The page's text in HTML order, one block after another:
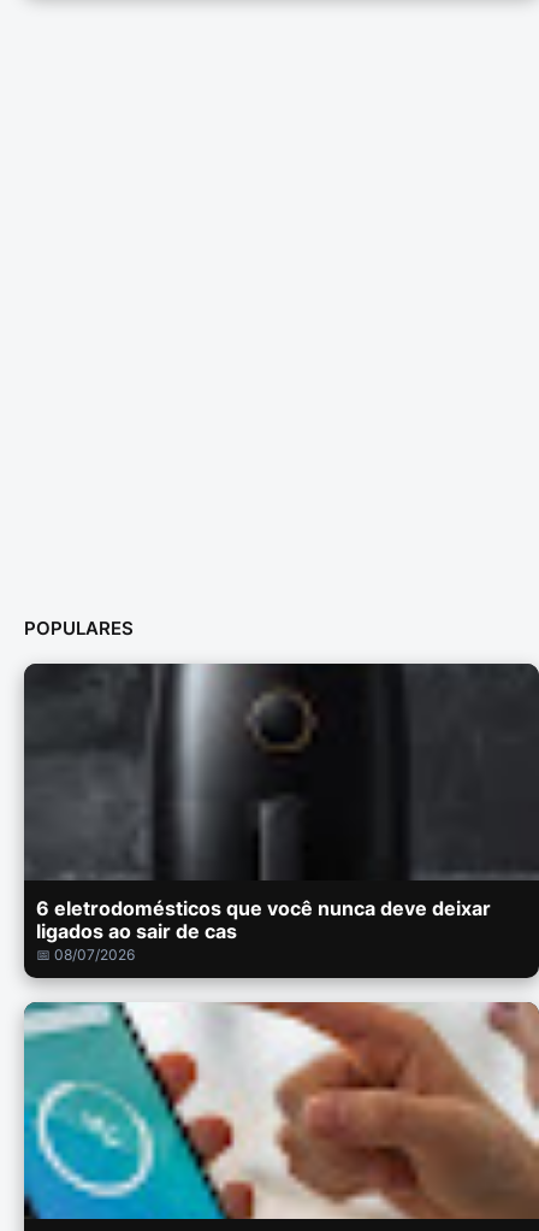
POPULARES
6 eletrodomésticos que você nunca deve deixar
ligados ao sair de cas
📅 08/07/2026